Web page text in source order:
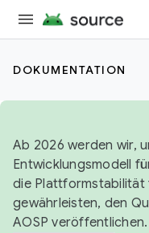
DOKUMENTATION
Ab 2026 werden wir,
Entwicklungsmodell
die Plattformstabilität
gewährleisten, den
AOSP